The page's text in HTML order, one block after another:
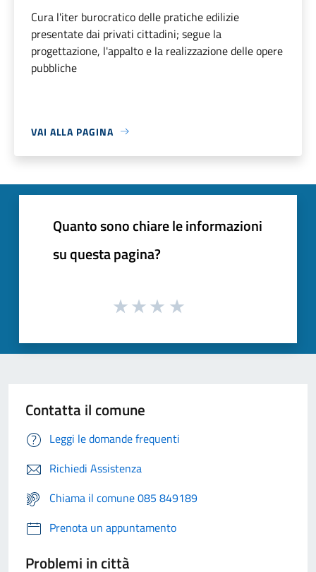
Cura l'iter burocratico delle pratiche edilizie
presentate dai privati cittadini; segue la
progettazione, l'appalto e la realizzazione delle opere
pubbliche
VAI ALLA PAGINA
Quanto sono chiare le informazioni
su questa pagina?
Contatta il comune
Leggi le domande frequenti
Richiedi Assistenza
Chiama il comune 085 849189
Prenota un appuntamento
Problemi in città